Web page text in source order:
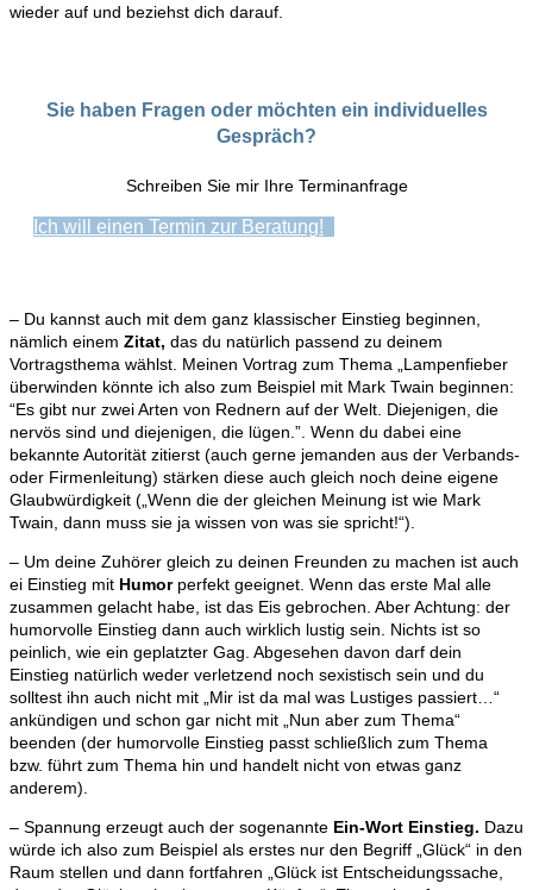
wieder auf und beziehst dich darauf.
Sie haben Fragen oder möchten ein individuelles
Gespräch?
Schreiben Sie mir Ihre Terminanfrage
Ich will einen Termin zur Beratung!
– Du kannst auch mit dem ganz klassischer Einstieg beginnen,
nämlich einem Zitat, das du natürlich passend zu deinem
Vortragsthema wählst. Meinen Vortrag zum Thema „Lampenfieber
überwinden könnte ich also zum Beispiel mit Mark Twain beginnen:
“Es gibt nur zwei Arten von Rednern auf der Welt. Diejenigen, die
nervös sind und diejenigen, die lügen.”. Wenn du dabei eine
bekannte Autorität zitierst (auch gerne jemanden aus der Verbands-
oder Firmenleitung) stärken diese auch gleich noch deine eigene
Glaubwürdigkeit („Wenn die der gleichen Meinung ist wie Mark
Twain, dann muss sie ja wissen von was sie spricht!“).
– Um deine Zuhörer gleich zu deinen Freunden zu machen ist auch
ei Einstieg mit Humor perfekt geeignet. Wenn das erste Mal alle
zusammen gelacht habe, ist das Eis gebrochen. Aber Achtung: der
humorvolle Einstieg dann auch wirklich lustig sein. Nichts ist so
peinlich, wie ein geplatzter Gag. Abgesehen davon darf dein
Einstieg natürlich weder verletzend noch sexistisch sein und du
solltest ihn auch nicht mit „Mir ist da mal was Lustiges passiert…“
ankündigen und schon gar nicht mit „Nun aber zum Thema“
beenden (der humorvolle Einstieg passt schließlich zum Thema
bzw. führt zum Thema hin und handelt nicht von etwas ganz
anderem).
– Spannung erzeugt auch der sogenannte Ein-Wort Einstieg. Dazu
würde ich also zum Beispiel als erstes nur den Begriff „Glück“ in den
Raum stellen und dann fortfahren „Glück ist Entscheidungssache,